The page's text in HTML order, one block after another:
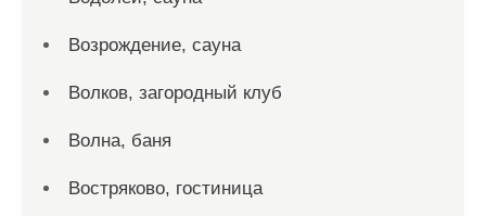
Возрождение, сауна
Волков, загородный клуб
Волна, баня
Востряково, гостиница